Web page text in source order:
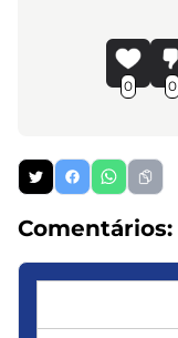
0 0
Comentários: